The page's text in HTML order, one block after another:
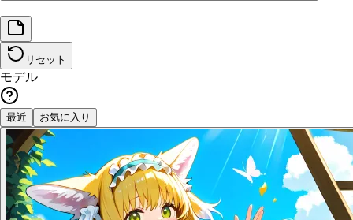
リセット
モデル
最近 お気に入り